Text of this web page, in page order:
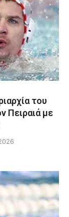
του
Πειραιά με